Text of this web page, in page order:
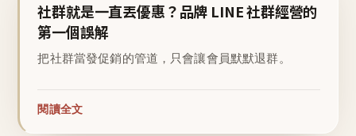
社群就是一直丟優惠？品牌 LINE 社群經營的
第一個誤解
把社群當發促銷的管道，只會讓會員默默退群。
閱讀全文